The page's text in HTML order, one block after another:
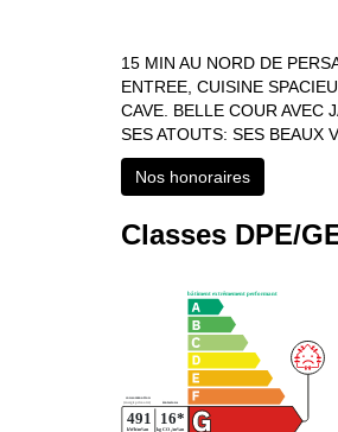
15 MIN AU NORD DE
ENTREE, CUISINE
CAVE. BELLE COUR AVEC
SES ATOUTS: SES BEAUX
Nos honoraires
Classes DPE/